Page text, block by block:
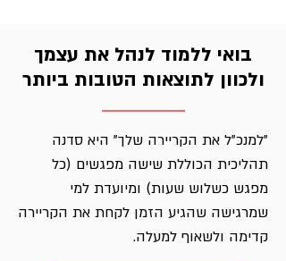
בואי ללמוד לנהל את עצמך
ולכוון לתוצאות הטובות ביותר
"למנכ"ל את הקריירה שלך" היא סדנה
תהליכית הכוללת שישה מפגשים (כל
מפגש כשלוש שעות) ומיועדת למי
שמרגישה שהגיע הזמן לקחת את הקריירה
קדימה ולשאוף למעלה.